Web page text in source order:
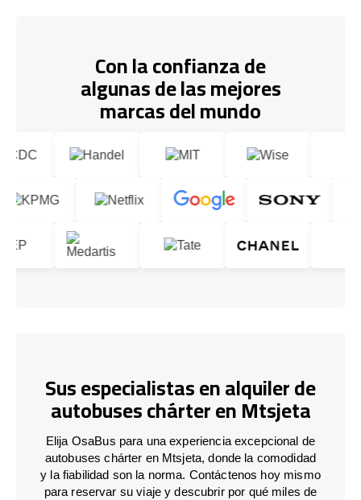
Con la confianza de
algunas de las mejores
marcas del mundo
Sus especialistas en alquiler de
autobuses chárter en Mtsjeta
Elija OsaBus para una experiencia excepcional de
autobuses chárter en Mtsjeta, donde la comodidad
y la fiabilidad son la norma. Contáctenos hoy mismo
para reservar su viaje y descubrir por qué miles de